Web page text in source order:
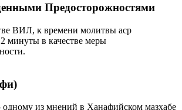
Предосторожностями
ВИЛ, к времени молитвы аср
минуты в качестве меры
одному из мнений в Ханафийском мазхабе